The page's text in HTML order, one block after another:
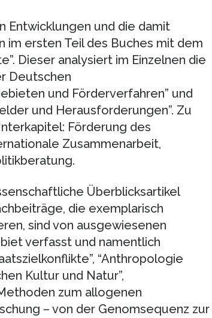
und die damit
im ersten Teil des Buches mit dem
Dieser analysiert im Einzelnen die
Deutschen
und Förderverfahren” und
und Herausforderungen”. Zu
Förderung des
Zusammenarbeit,
Überblicksartikel
die exemplarisch
sind von ausgewiesenen
verfasst und namentlich
“Anthropologie
Kultur und Natur”,
zum allogenen
– von der Genomsequenz zur